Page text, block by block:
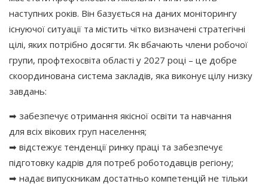
наступних років. Він базується на даних моніторингу
існуючої ситуації та містить чітко визначені стратегічні
цілі, яких потрібно досягти. Як вбачають члени робочої
групи, профтехосвіта області у 2027 році – це добре
скоординована система закладів, яка виконує цілу низку
завдань:
➡ забезпечує отримання якісної освіти та навчання
для всіх вікових груп населення;
➡ відстежує тенденції ринку праці та забезпечує
підготовку кадрів для потреб роботодавців регіону;
➡ надає випускникам достатньо компетенцій не тільки